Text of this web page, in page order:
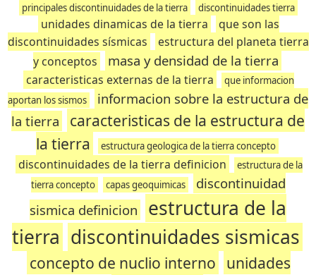
principales discontinuidades de la tierra discontinuidades tierra
unidades dinamicas de la tierra
que son las
discontinuidades sísmicas
estructura del planeta tierra
y conceptos
masa y densidad de la tierra
caracteristicas externas de la tierra
que informacion
aportan los sismos
informacion sobre la estructura de
la tierra
caracteristicas de la estructura de
la tierra
estructura geologica de la tierra concepto
discontinuidades de la tierra definicion
estructura de la
tierra concepto
capas geoquimicas
discontinuidad
sismica definicion
estructura de la
tierra discontinuidades sismicas
concepto de nuclio interno unidades